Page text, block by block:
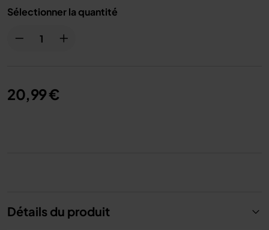
préparer plus de parfums à la fois pour varier les plaisirs.
Couvercles inclus.
Sélectionner la quantité
20,99 €
Détails du produit